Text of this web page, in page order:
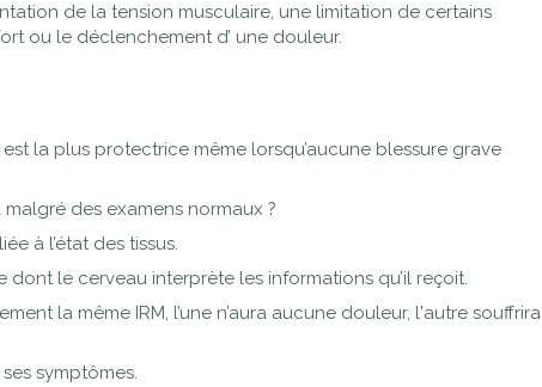
de la tension musculaire, une limitation de certains
ou le déclenchement d’ une douleur.
la plus protectrice même lorsqu’aucune blessure grave
des examens normaux ?
à l’état des tissus.
le cerveau interprète les informations qu’il reçoit.
la même IRM, l’une n’aura aucune douleur, l'autre souffrira
symptômes.